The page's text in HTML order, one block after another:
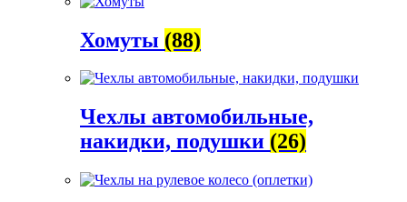
Хомуты (88)
Чехлы автомобильные,
накидки, подушки (26)